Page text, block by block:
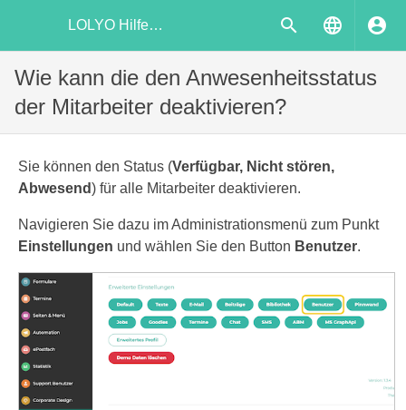
LOLYO Hilfecenter
Wie kann die den Anwesenheitsstatus
der Mitarbeiter deaktivieren?
Sie können den Status (Verfügbar, Nicht stören,
Abwesend) für alle Mitarbeiter deaktivieren.
Navigieren Sie dazu im Administrationsmenü zum Punkt
Einstellungen und wählen Sie den Button Benutzer.